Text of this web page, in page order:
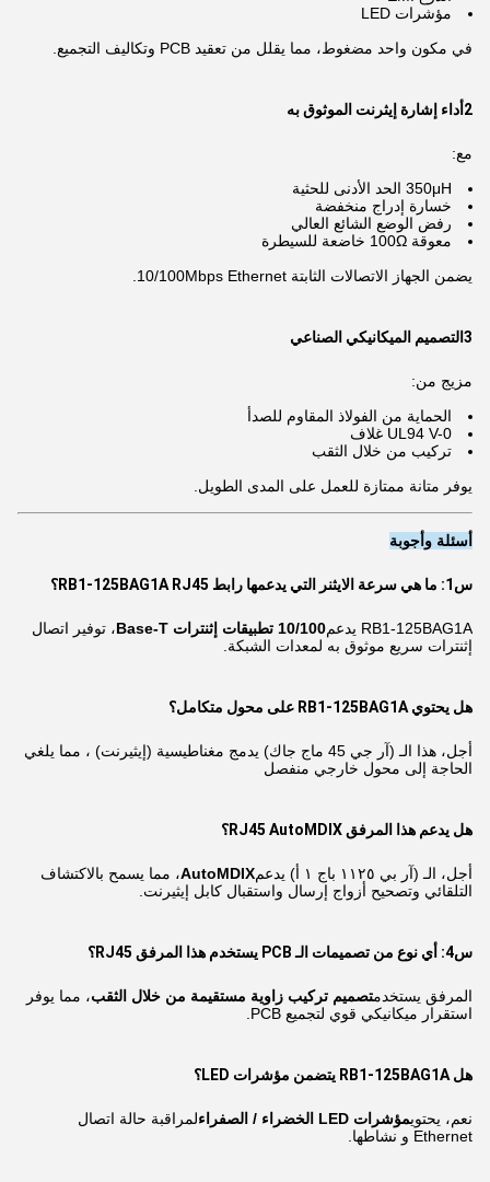
مؤشرات LED
في مكون واحد مضغوط، مما يقلل من تعقيد PCB وتكاليف التجميع.
2أداء إشارة إيثرنت الموثوق به
مع:
350μH الحد الأدنى للحثية
خسارة إدراج منخفضة
رفض الوضع الشائع العالي
معوقة 100Ω خاضعة للسيطرة
يضمن الجهاز الاتصالات الثابتة 10/100Mbps Ethernet.
3التصميم الميكانيكي الصناعي
مزيج من:
الحماية من الفولاذ المقاوم للصدأ
UL94 V-0 غلاف
تركيب من خلال الثقب
يوفر متانة ممتازة للعمل على المدى الطويل.
أسئلة وأجوبة
س1: ما هي سرعة الايثنر التي يدعمها رابط RB1-125BAG1A RJ45؟
RB1-125BAG1A يدعم 10/100 تطبيقات إثنترات Base-T
، توفير اتصال
إثنترات سريع موثوق به لمعدات الشبكة.
هل يحتوي RB1-125BAG1A على محول متكامل؟
أجل، هذا الـ (آر جي 45 ماج جاك) يدمج مغناطيسية (إيثيرنت) ، مما يلغي
الحاجة إلى محول خارجي منفصل
هل يدعم هذا المرفق RJ45 AutoMDIX؟
أجل، الـ (آر بي ١١٢٥ باج ١ أ) يدعم AutoMDIX، مما يسمح بالاكتشاف
التلقائي وتصحيح أزواج إرسال واستقبال كابل إيثيرنت.
س4: أي نوع من تصميمات الـ PCB يستخدم هذا المرفق RJ45؟
المرفق يستخدمتصميم تركيب زاوية مستقيمة من خلال الثقب، مما يوفر
استقرار ميكانيكي قوي لتجميع PCB.
هل RB1-125BAG1A يتضمن مؤشرات LED؟
نعم، يحتويمؤشرات LED الخضراء / الصفراء
لمراقبة حالة اتصال
Ethernet و نشاطها.